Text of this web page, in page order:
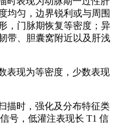
均匀，边界锐利或与周围
，门脉期恢复等密度；异
带、胆囊窝附近以及肝浅
表现为等密度，少数表现
描时，强化及分布特征类
号，低灌注表现长 T1 信